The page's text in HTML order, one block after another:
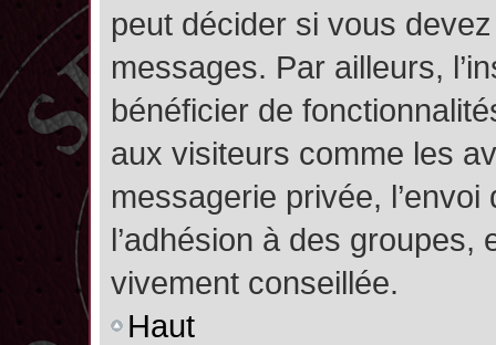
peut décider si vous
messages. Par ailleurs,
bénéficier de
aux visiteurs comme les
messagerie privée,
l’adhésion à des groupes,
vivement conseillée.
Haut